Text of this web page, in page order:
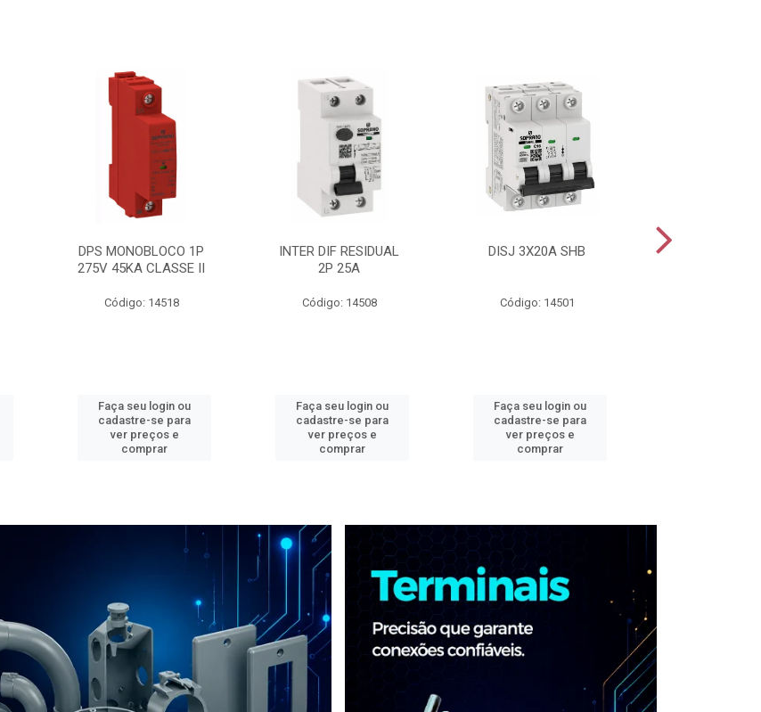
DPS MONOBLOCO 1P
275V 45KA CLASSE II
Código: 14518
Faça seu login ou
cadastre-se para
ver preços e
comprar
INTER DIF RESIDUAL
2P 25A
Código: 14508
Faça seu login ou
cadastre-se para
ver preços e
comprar
DISJ 3X20A SHB
Código: 14501
Faça seu login ou
cadastre-se para
ver preços e
comprar